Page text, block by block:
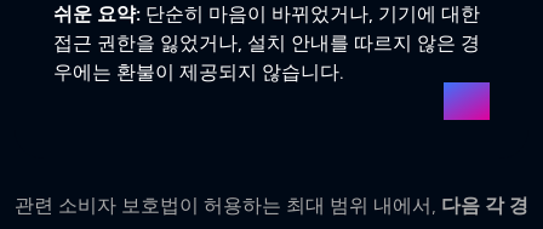
쉬운 요약: 단순히 마음이 바뀌었거나, 기기에 대한
접근 권한을 잃었거나, 설치 안내를 따르지 않은 경
우에는 환불이 제공되지 않습니다.
관련 소비자 보호법이 허용하는 최대 범위 내에서, 다음 각 경